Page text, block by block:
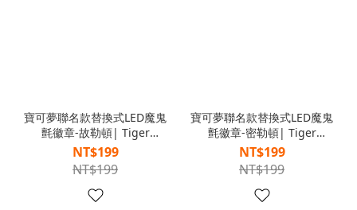
寶可夢聯名款替換式LED魔鬼
氈徽章-故勒頓| Tiger
Family
NT$199
NT$199
寶可夢聯名款替換式LED魔鬼
氈徽章-密勒頓| Tiger
Family
NT$199
NT$199